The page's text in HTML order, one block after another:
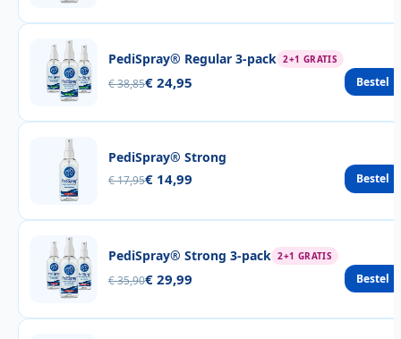
PediSpray® Regular 3-pack 2+1 GRATIS
€ 38,85€ 24,95 Bestel
PediSpray® Strong
€ 17,95€ 14,99 Bestel
PediSpray® Strong 3-pack 2+1 GRATIS
€ 35,90€ 29,99 Bestel